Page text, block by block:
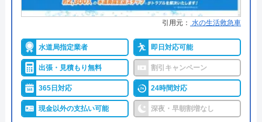
水110番を運営しているサイトの累計の問い合わせ
いる業者です。水回りに限らず約150品目のお家の
トラブルに対応しておりますので、お住まいのトラ
ブルならなんでも相談できます。
明朗会計で、見積もり後の追加費用は一切ありませ
引用元： 水の生活救急車
水道局指定業者 即日対応可能
出張・見積もり無料 割引キャンペーン
365日対応 24時間対応
現金以外の支払い可能 深夜・早朝割増なし